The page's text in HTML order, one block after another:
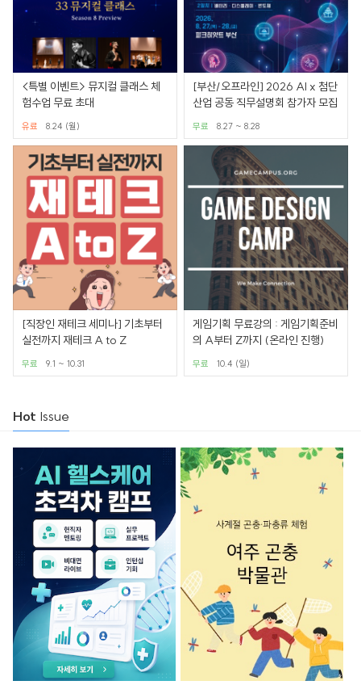
<특별 이벤트> 뮤지컬 클래스 체
험수업 무료 초대
유료 8.24 (월)
[부산/오프라인] 2026 AI x 첨단
산업 공동 직무설명회 참가자 모집
무료 8.27 ~ 8.28
[직장인 재테크 세미나] 기초부터
실전까지 재테크 A to Z
무료 9.1 ~ 10.31
게임기획 무료강의 : 게임기획준비
의 A부터 Z까지 (온라인 진행)
무료 10.4 (일)
Hot Issue